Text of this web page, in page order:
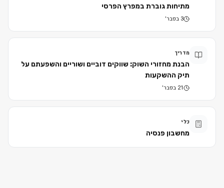
מתיחות גוברת במפרץ הפרסי
3 בפבר׳
מדריך
הבנת מחזורי השוק: שווקים דוביים ושוריים והשפעתם על
תיק ההשקעות
21 בפבר׳
כלי
מחשבון פנסיה